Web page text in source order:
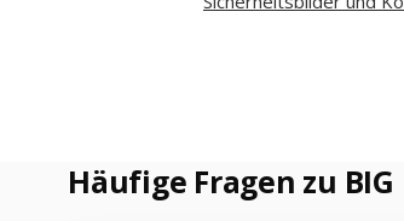
Häufige Fragen zu